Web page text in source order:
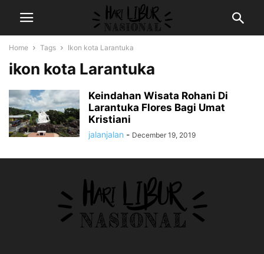
Home Tags Ikon kota Larantuka
ikon kota Larantuka
Keindahan Wisata Rohani Di
Larantuka Flores Bagi Umat
Kristiani
jalanjalan - December 19, 2019